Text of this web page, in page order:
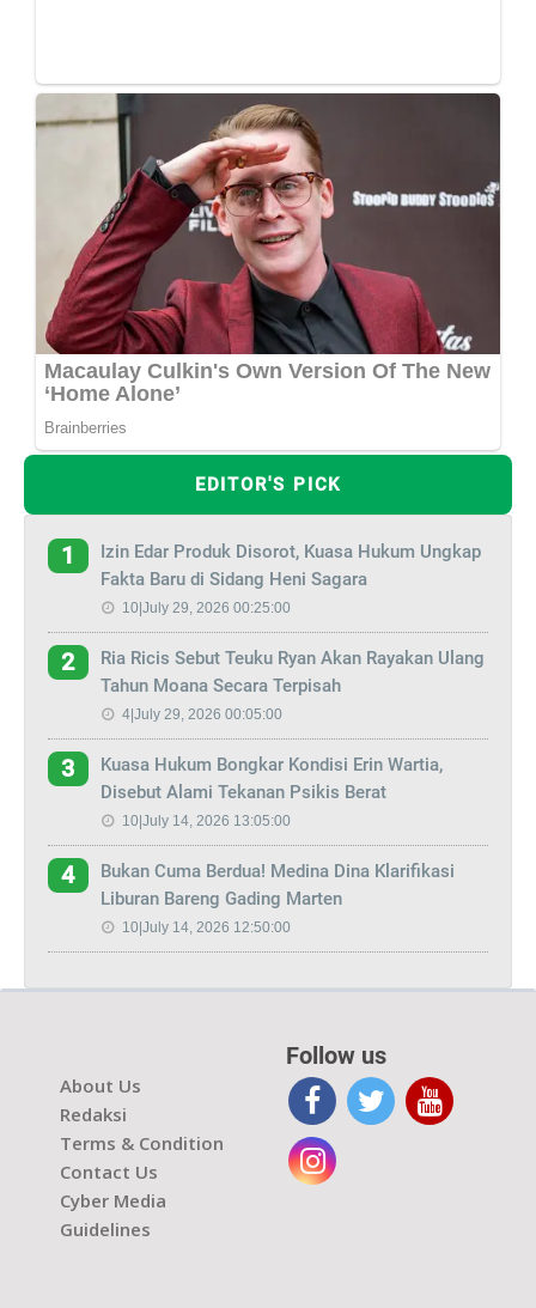
EDITOR'S PICK
1
Izin Edar Produk Disorot, Kuasa Hukum Ungkap
Fakta Baru di Sidang Heni Sagara
10|July 29, 2026 00:25:00
2
Ria Ricis Sebut Teuku Ryan Akan Rayakan Ulang
Tahun Moana Secara Terpisah
4|July 29, 2026 00:05:00
3
Kuasa Hukum Bongkar Kondisi Erin Wartia,
Disebut Alami Tekanan Psikis Berat
10|July 14, 2026 13:05:00
4
Bukan Cuma Berdua! Medina Dina Klarifikasi
Liburan Bareng Gading Marten
10|July 14, 2026 12:50:00
About Us
Redaksi
Terms & Condition
Contact Us
Cyber Media
Guidelines
Follow us